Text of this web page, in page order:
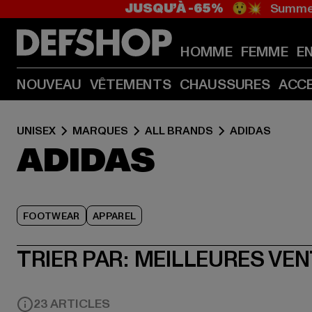
JUSQU’À -65% 😲💥
HOMME FEMME
NOUVEAU VÊTEMENTS CHAUSSURES
UNISEX MARQUES ALL BRANDS ADIDAS
ADIDAS
FOOTWEAR APPAREL
TRIER PAR: MEILLEURES
23 ARTICLES